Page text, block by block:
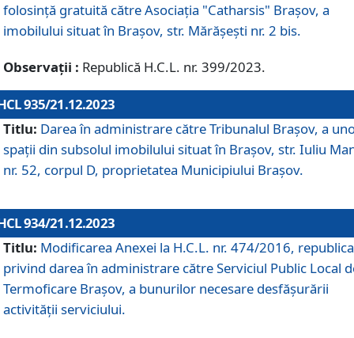
folosinţă gratuită către Asociaţia "Catharsis" Brașov, a
imobilului situat în Braşov, str. Mărăşeşti nr. 2 bis.
Observații : Republică H.C.L. nr. 399/2023.
935/21.12.2023
Titlu: Darea în administrare către Tribunalul Brașov, a
spații din subsolul imobilului situat în Brașov, str. Iuliu
nr. 52, corpul D, proprietatea Municipiului Brașov.
934/21.12.2023
Titlu: Modificarea Anexei la H.C.L. nr. 474/2016,
privind darea în administrare către Serviciul Public Local
Termoficare Braşov, a bunurilor necesare desfăşurării
activităţii serviciului.